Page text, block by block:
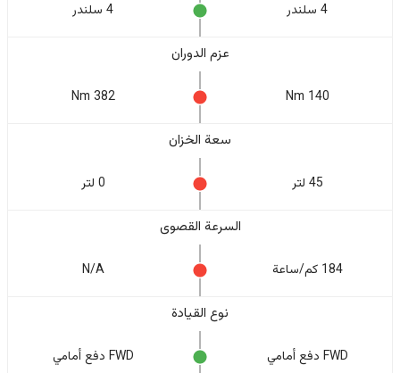
4 سلندر 4 سلندر
عزم الدوران
140 Nm
382 Nm
سعة الخزان
45 لتر 0 لتر
السرعة القصوى
184 كم/ساعة N/A
نوع القيادة
FWD دفع أمامي FWD دفع أمامي